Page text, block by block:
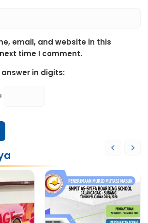
email, and website in this
time I comment.
in digits: